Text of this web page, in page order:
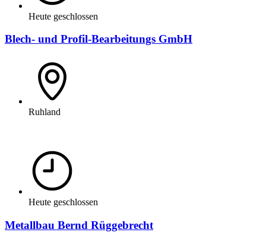
Heute geschlossen
Blech- und Profil-Bearbeitungs GmbH
Ruhland
Heute geschlossen
Metallbau Bernd Rüggebrecht